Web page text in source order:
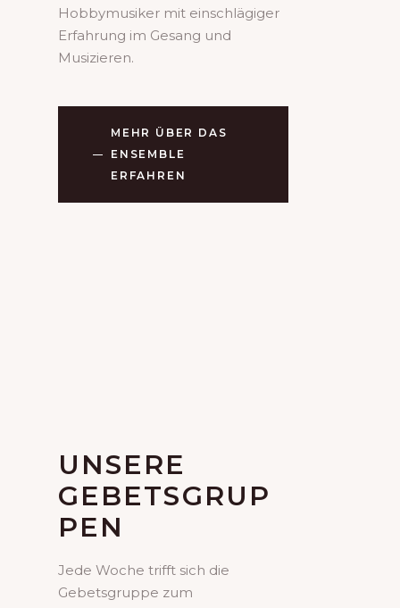
Hobbymusiker mit einschlägiger
Erfahrung im Gesang und
Musizieren.
MEHR ÜBER DAS
ENSEMBLE
ERFAHREN
UNSERE
GEBETSGRUP
PEN
Jede Woche trifft sich die
Gebetsgruppe zum